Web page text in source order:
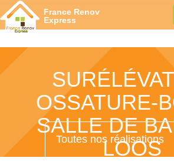
France Renov
Express
OSSATURE-
SALLE DE
LOOS
Toutes nos réalisations